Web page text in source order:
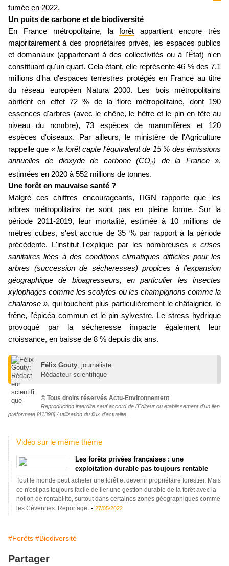
fumée en 2022.
Un puits de carbone et de biodiversité
En France métropolitaine, la
forêt
appartient encore très
majoritairement à des propriétaires privés, les espaces publics
et domaniaux (appartenant à des collectivités ou à l'État) n'en
constituant qu'un quart. Cela étant, elle représente 46 % des 7,1
millions d'ha d'espaces terrestres protégés en France au titre
du réseau européen Natura 2000. Les bois métropolitains
abritent en effet 72 % de la flore métropolitaine, dont 190
essences d'arbres (avec le chêne, le hêtre et le pin en tête au
niveau du nombre), 73 espèces de mammifères et 120
espèces d'oiseaux. Par ailleurs, le ministère de l'Agriculture
rappelle que « la forêt capte l'équivalent de 15 % des émissions
annuelles de dioxyde de carbone (CO2) de la France »,
estimées en 2020 à 552 millions de tonnes.
Une forêt en mauvaise santé ?
Malgré ces chiffres encourageants, l'IGN rapporte que les
arbres métropolitains ne sont pas en pleine forme. Sur la
période 2011-2019, leur mortalité, estimée à 10 millions de
mètres cubes, s'est accrue de 35 % par rapport à la période
précédente. L'institut l'explique par les nombreuses « crises
sanitaires liées à des conditions climatiques difficiles pour les
arbres (succession de sécheresses) propices à l'expansion
géographique de bioagresseurs, en particulier les insectes
xylophages comme les scolytes ou les champignons comme la
chalarose », qui touchent plus particulièrement le châtaignier, le
frêne, l'épicéa commun et le pin sylvestre. Le stress hydrique
provoqué par la sécheresse impacte également leur
croissance, en baisse de 8 % depuis dix ans.
Félix Gouty, journaliste
Rédacteur scientifique
© Tous droits réservés Actu-Environnement
Reproduction interdite sauf accord de l'Éditeur ou établissement d'un lien
préformaté [41398] / utilisation du flux d'actualité
Vidéo sur le même thème
Les forêts privées françaises : une
exploitation durable pas toujours rentable
Tout le monde peut acheter une forêt et devenir propriétaire forestier. Mais
ce n'est pas toujours facile de lier une gestion durable de la forêt avec la
notion de rentabilité, surtout dans certaines zones géographiques comme
les Cévennes. Reportage. - 27/05/2022
#Forêts #Biodiversité
Partager